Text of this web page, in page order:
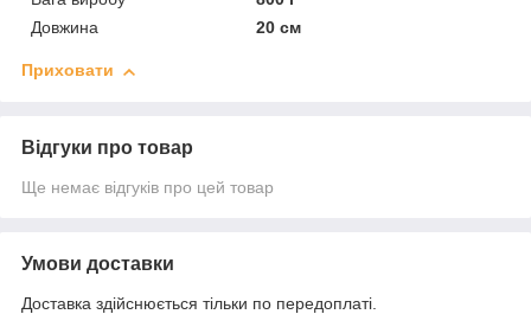
Довжина
20 см
Приховати
Відгуки про товар
Ще немає відгуків про цей товар
Умови доставки
Доставка здійснюється тільки по передоплаті.